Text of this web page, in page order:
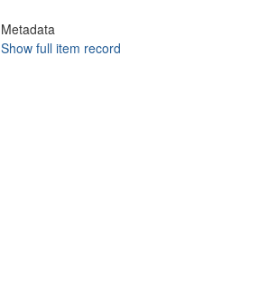
Metadata
Show full item record